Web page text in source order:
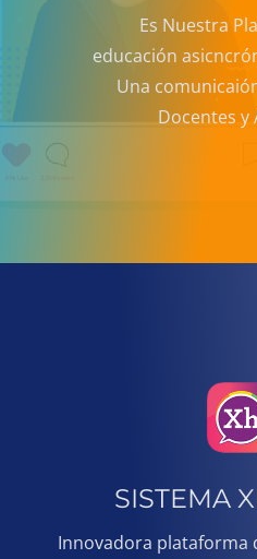
Es Nuestra
educación
Una
Docentes y
SISTEMA
Innovadora plataforma